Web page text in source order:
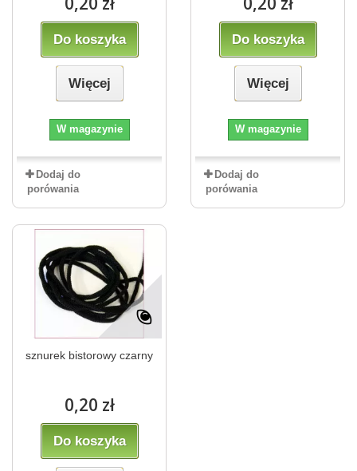
Do koszyka
Więcej
W magazynie
Dodaj do
porówania
Do koszyka
Więcej
W magazynie
Dodaj do
porówania
sznurek bistorowy czarny
0,20 zł
Do koszyka